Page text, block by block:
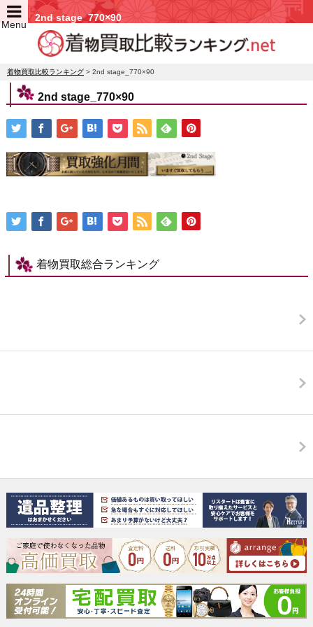
2nd stage_770×90
Menu
着物買取比較ランキング > 2nd stage_770×90
2nd stage_770×90
着物買取総合ランキング